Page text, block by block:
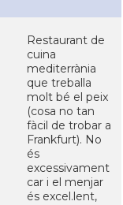
Restaurant de
cuina
mediterrània
que treballa
molt bé el peix
(cosa no tan
fàcil de trobar a
Frankfurt). No
és
excessivament
car i el menjar
és excel.lent,